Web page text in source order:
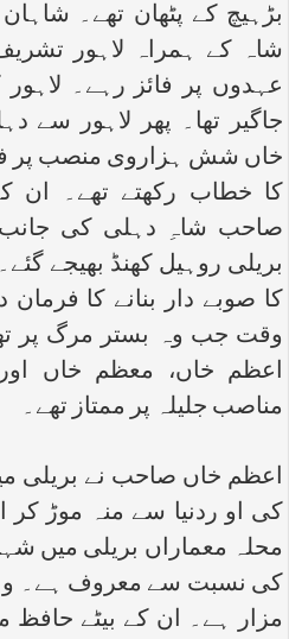
بڑہیچ کے پٹھان تھے۔
شاہ کے ہمراہ لاہور
عہدوں پر فائز رہے۔
جاگیر تھا۔ پھر لاہور سے
خاں شش ہزاروی منصب پر
کا خطاب رکھتے تھے۔ ان
صاحب شاہِ دہلی کی
بریلی روہیل کھنڈ بھیجے
کا صوبے دار بنانے کا
وقت جب وہ بستر مرگ پر
اعظم خاں، معظم خاں
مناصب جلیلہ پر ممتاز تھے۔
اعظم خاں صاحب نے بریلی
کی او ردنیا سے منہ موڑ کر
محلہ معماراں بریلی میں
کی نسبت سے معروف ہے۔
مزار ہے۔ ان کے بیٹے